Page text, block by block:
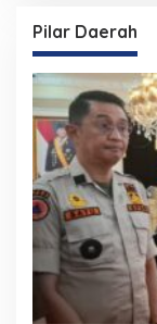
Pilar Daerah